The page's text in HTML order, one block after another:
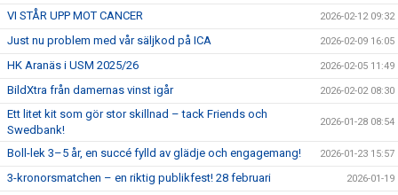
VI STÅR UPP MOT CANCER 2026-02-12 09:32
Just nu problem med vår säljkod på ICA 2026-02-09 16:05
HK Aranäs i USM 2025/26 2026-02-05 11:49
BildXtra från damernas vinst igår 2026-02-02 08:30
Ett litet kit som gör stor skillnad – tack Friends och
Swedbank!
2026-01-28 08:54
Boll-lek 3–5 år, en succé fylld av glädje och engagemang! 2026-01-23 15:57
3-kronorsmatchen – en riktig publikfest! 28 februari 2026-01-19